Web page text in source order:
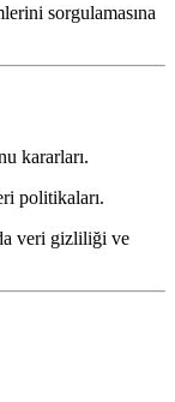
sorgulamasına
kararları.
politikaları.
veri gizliliği ve